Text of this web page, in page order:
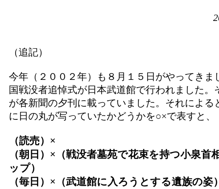
（追記）
今年（２００２年）も８月１５日がやってきま
国戦没者追悼式が日本武道館で行われました。
が各新聞の夕刊に載っていました。それによる
に日の丸が写っていたかどうかを○×で表すと、
（読売）×
（朝日）×（戦没者墓苑で花束を持つ小泉首
ップ）
（毎日）×（武道館に入ろうとする遺族の姿